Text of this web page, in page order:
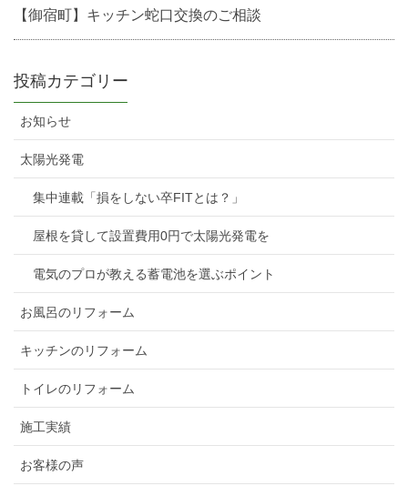
【御宿町】キッチン蛇口交換のご相談
投稿カテゴリー
お知らせ
太陽光発電
集中連載「損をしない卒FITとは？」
屋根を貸して設置費用0円で太陽光発電を
電気のプロが教える蓄電池を選ぶポイント
お風呂のリフォーム
キッチンのリフォーム
トイレのリフォーム
施工実績
お客様の声